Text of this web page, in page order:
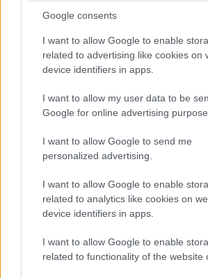
Google consents
I want to allow Google to enable
related to advertising like cookies on
device identifiers in apps.
I want to allow my user data to be
Google for online advertising
I want to allow Google to send me
personalized advertising.
I want to allow Google to enable
related to analytics like cookies on
device identifiers in apps.
I want to allow Google to enable
related to functionality of the website
Χωρίς …”Θέμα”
25/09/2023